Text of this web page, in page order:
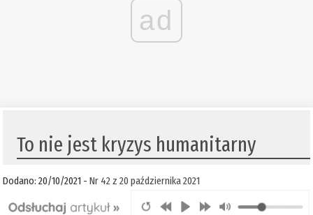
ad
To nie jest kryzys humanitarny
Dodano: 20/10/2021 -Nr 42 z 20 października 2021